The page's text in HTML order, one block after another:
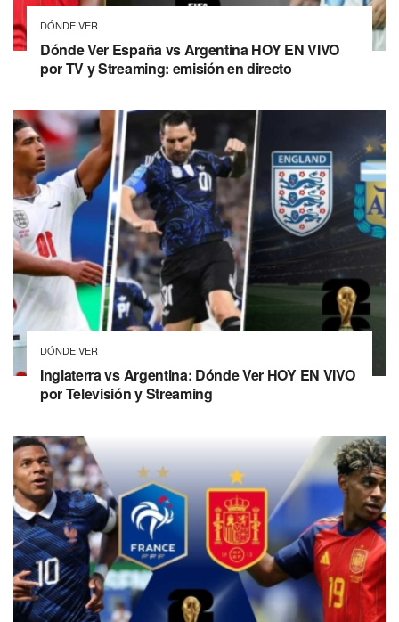
DÓNDE VER
Dónde Ver España vs Argentina HOY EN VIVO
por TV y Streaming: emisión en directo
DÓNDE VER
Inglaterra vs Argentina: Dónde Ver HOY EN VIVO
por Televisión y Streaming